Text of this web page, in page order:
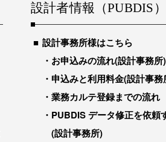
設計者情報（PUBDIS）
設計事務所様はこちら
お申込みの流れ(設計事務所)
申込みと利用料金(設計事務
業務カルテ登録までの流れ
PUBDIS データ修正を依頼
(設計事務所)